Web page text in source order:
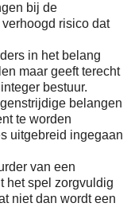
bij de
risico dat
in het belang
maar geeft terecht
bestuur.
belangen
te worden
uitgebreid ingegaan
van een
het spel zorgvuldig
niet dan wordt een